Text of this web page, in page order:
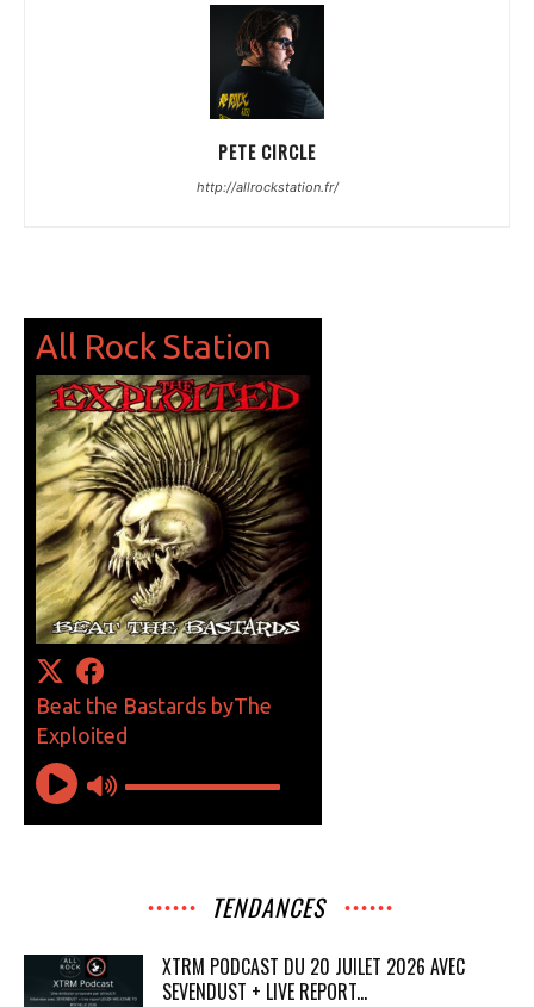
PETE CIRCLE
http://allrockstation.fr/
TENDANCES
XTRM PODCAST DU 20 JUILET 2026 AVEC
SEVENDUST + LIVE REPORT...